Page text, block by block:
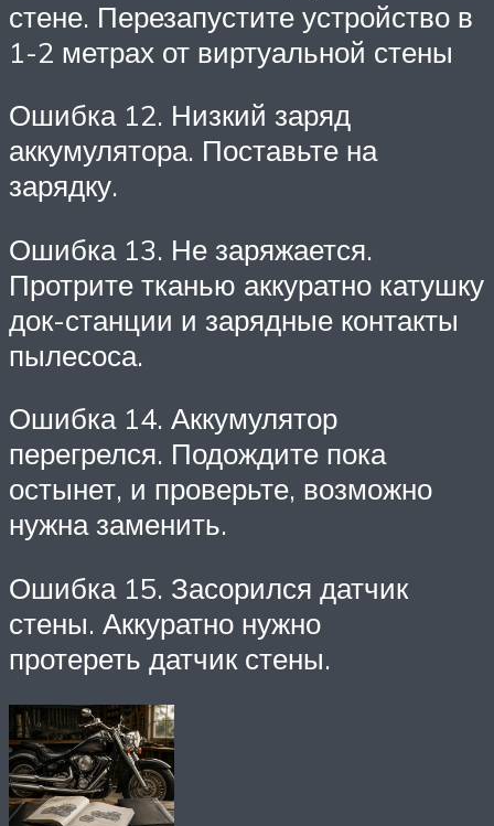
стене. Перезапустите устройство в
1-2 метрах от виртуальной стены
Ошибка 12. Низкий заряд
аккумулятора. Поставьте на
зарядку.
Ошибка 13. Не заряжается.
Протрите тканью аккуратно катушку
док-станции и зарядные контакты
пылесоса.
Ошибка 14. Аккумулятор
перегрелся. Подождите пока
остынет, и проверьте, возможно
нужна заменить.
Ошибка 15. Засорился датчик
стены. Аккуратно нужно
протереть датчик стены.